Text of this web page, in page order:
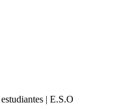
| E.S.O